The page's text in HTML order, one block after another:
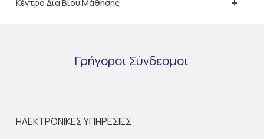
Κέντρο Δια Βίου Μάθησης
Γρήγοροι Σύνδεσμοι
ΗΛΕΚΤΡΟΝΙΚΕΣ ΥΠΗΡΕΣΙΕΣ